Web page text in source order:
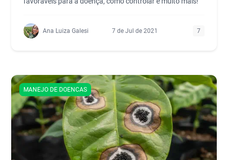
Ana Luiza Galesi 7 de Jul de 2021 7
MANEJO DE DOENCAS